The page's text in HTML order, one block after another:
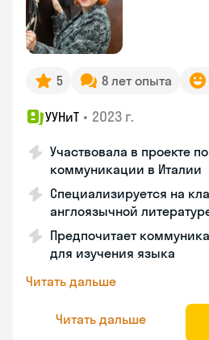
5 8 лет опыта
УУНиТ • 2023 г.
Участвовала в проекте
коммуникации в Италии
Специализируется на
англоязычной
Предпочитает
для изучения языка
Читать дальше
Читать дальше